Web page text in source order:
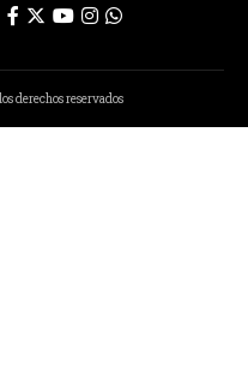
derechos reservados